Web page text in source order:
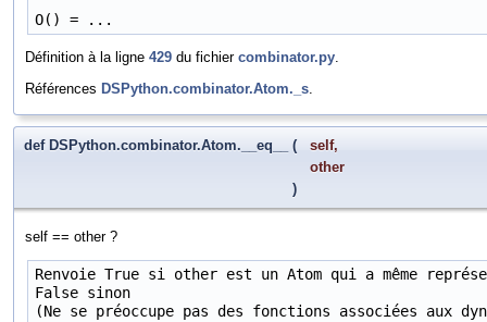
O() = ...
Définition à la ligne 429 du fichier combinator.py.
Références DSPython.combinator.Atom._s.
def DSPython.combinator.Atom.__eq__ ( self,
other
)
self == other ?
Renvoie True si other est un Atom qui a même
False sinon
(Ne se préoccupe pas des fonctions associées aux